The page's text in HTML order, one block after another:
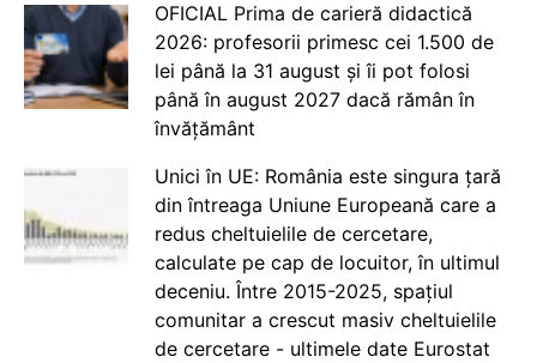
OFICIAL Prima de carieră didactică
2026: profesorii primesc cei 1.500 de
lei până la 31 august și îi pot folosi
până în august 2027 dacă rămân în
învățământ
Unici în UE: România este singura țară
din întreaga Uniune Europeană care a
redus cheltuielile de cercetare,
calculate pe cap de locuitor, în ultimul
deceniu. Între 2015-2025, spațiul
comunitar a crescut masiv cheltuielile
de cercetare - ultimele date Eurostat